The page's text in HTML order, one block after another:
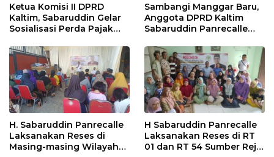
Ketua Komisi II DPRD
Kaltim, Sabaruddin Gelar
Sosialisasi Perda Pajak
Sepinggan Raya
Balikpapan
Sambangi Manggar Baru,
Anggota DPRD Kaltim
Sabaruddin Panrecalle
Balikpapan
H. Sabaruddin Panrecalle
Laksanakan Reses di
Masing-masing Wilayah
H Sabaruddin Panrecalle
Laksanakan Reses di RT
01 dan RT 54 Sumber Rejo